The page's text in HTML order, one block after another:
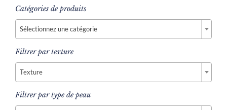
Catégories de produits
Sélectionnez une catégorie
Filtrer par texture
Texture
Filtrer par type de peau